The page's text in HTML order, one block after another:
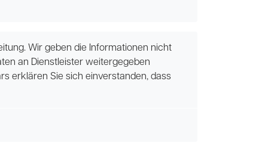
Wir geben die Informationen nicht
an Dienstleister weitergegeben
erklären Sie sich einverstanden, dass